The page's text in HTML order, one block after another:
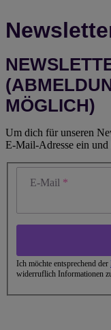
MÖGLICH)
Um dich für unseren
E-Mail-Adresse ein
E-Mail
Ich möchte entsprechend der
widerruflich Informationen